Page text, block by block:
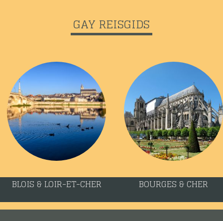
GAY REISGIDS
BLOIS & LOIR-ET-CHER BOURGES & CHER